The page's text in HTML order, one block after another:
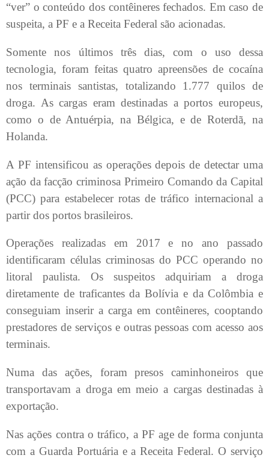
“ver” o conteúdo dos contêineres fechados. Em caso de
suspeita, a PF e a Receita Federal são acionadas.
Somente nos últimos três dias, com o uso dessa
tecnologia, foram feitas quatro apreensões de cocaína
nos terminais santistas, totalizando 1.777 quilos de
droga. As cargas eram destinadas a portos europeus,
como o de Antuérpia, na Bélgica, e de Roterdã, na
Holanda.
A PF intensificou as operações depois de detectar uma
ação da facção criminosa Primeiro Comando da Capital
(PCC) para estabelecer rotas de tráfico internacional a
partir dos portos brasileiros.
Operações realizadas em 2017 e no ano passado
identificaram células criminosas do PCC operando no
litoral paulista. Os suspeitos adquiriam a droga
diretamente de traficantes da Bolívia e da Colômbia e
conseguiam inserir a carga em contêineres, cooptando
prestadores de serviços e outras pessoas com acesso aos
terminais.
Numa das ações, foram presos caminhoneiros que
transportavam a droga em meio a cargas destinadas à
exportação.
Nas ações contra o tráfico, a PF age de forma conjunta
com a Guarda Portuária e a Receita Federal. O serviço